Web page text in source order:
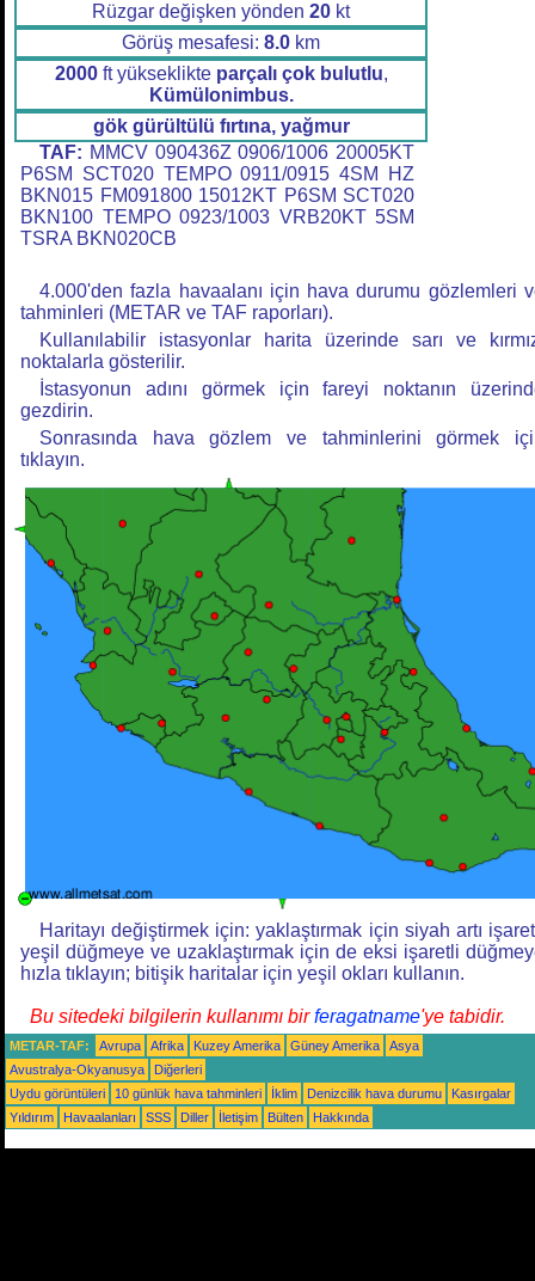
Rüzgar değişken yönden 20 kt
Görüş mesafesi: 8.0 km
2000ft yükseklikte parçalı çok bulutlu,
Kümülonimbus.
gök gürültülü fırtına, yağmur
TAF: MMCV 090436Z 0906/1006 20005KT
P6SM SCT020 TEMPO 0911/0915 4SM HZ
BKN015 FM091800 15012KT P6SM SCT020
BKN100 TEMPO 0923/1003 VRB20KT 5SM
TSRA BKN020CB
4.000'den fazla havaalanı için hava durumu gözlemleri
tahminleri (METAR ve TAF raporları).
Kullanılabilir istasyonlar harita üzerinde sarı ve
noktalarla gösterilir.
İstasyonun adını görmek için fareyi noktanın
gezdirin.
Sonrasında hava gözlem ve tahminlerini görmek
tıklayın.
Haritayı değiştirmek için: yaklaştırmak için siyah artı
yeşil düğmeye ve uzaklaştırmak için de eksi işaretli
hızla tıklayın; bitişik haritalar için yeşil okları kullanın.
Bu sitedeki bilgilerin kullanımı birferagatname'ye tabidir.
METAR-TAF: Avrupa Afrika Kuzey Amerika Güney Amerika
Asya
Avustralya-Okyanusya
Diğerleri
Uydu görüntüleri
10 günlük hava tahminleri İklim Denizcilik hava durumu
Kasırgalar
Yıldırım
Havaalanları SSS Diller İletişim Bülten Hakkında